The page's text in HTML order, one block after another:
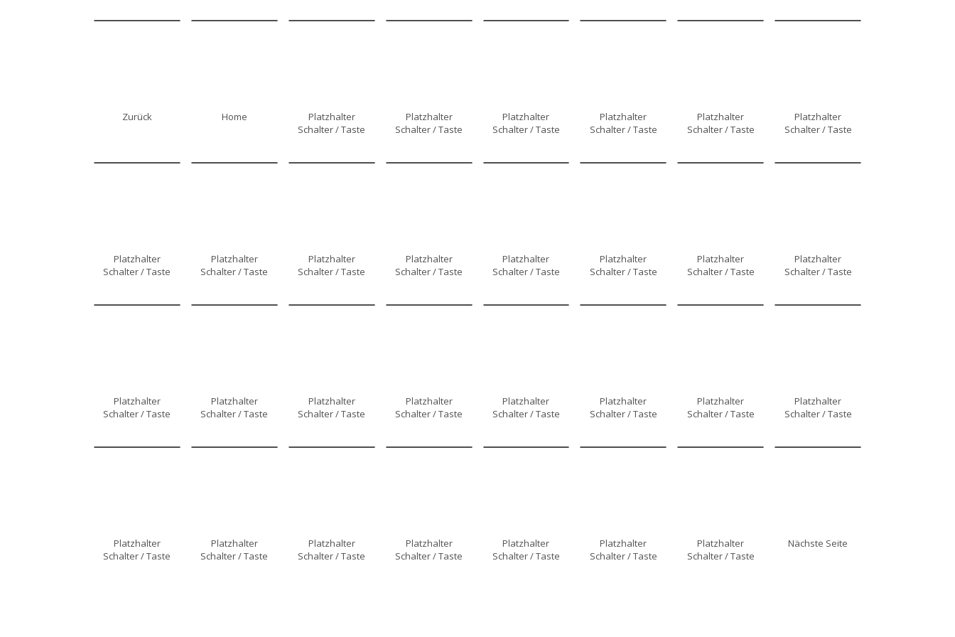
Zurück Home
Platzhalter
Schalter / Taste
Platzhalter
Schalter / Taste
Platzhalter
Schalter / Taste
Platzhalter
Schalter / Taste
Platzhalter
Schalter / Taste
Platzhalter
Schalter / Taste
Platzhalter
Schalter / Taste
Platzhalter
Schalter / Taste
Platzhalter
Schalter / Taste
Platzhalter
Schalter / Taste
Platzhalter
Schalter / Taste
Platzhalter
Schalter / Taste
Platzhalter
Schalter / Taste
Platzhalter
Schalter / Taste
Platzhalter
Schalter / Taste
Platzhalter
Schalter / Taste
Platzhalter
Schalter / Taste
Platzhalter
Schalter / Taste
Platzhalter
Schalter / Taste
Platzhalter
Schalter / Taste
Platzhalter
Schalter / Taste
Platzhalter
Schalter / Taste
Platzhalter
Schalter / Taste
Platzhalter
Schalter / Taste
Platzhalter
Schalter / Taste
Platzhalter
Schalter / Taste
Platzhalter
Schalter / Taste
Platzhalter
Schalter / Taste
Platzhalter
Schalter / Taste
Nächste Seite